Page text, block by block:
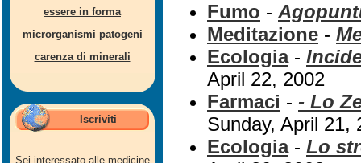
essere in forma
microrganismi patogeni
carenza di minerali
Iscriviti
Sei interessato alle medicine
Fumo -
Meditazione -
Ecologia-
April 22, 2002
Farmaci - - Lo
Sunday, April 21,
Ecologia- Lo